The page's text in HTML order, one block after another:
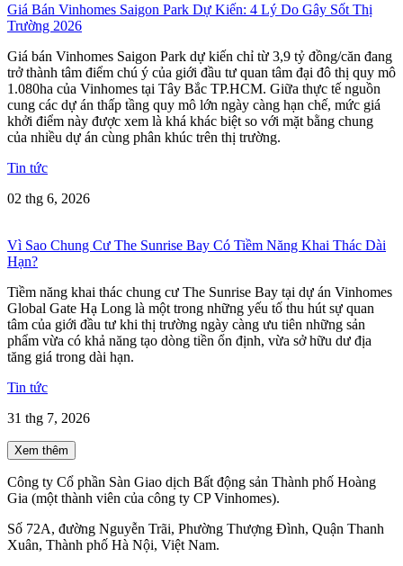
Giá Bán Vinhomes Saigon Park Dự Kiến: 4 Lý Do Gây Sốt Thị
Trường 2026
Giá bán Vinhomes Saigon Park dự kiến chỉ từ 3,9 tỷ đồng/căn đang
trở thành tâm điểm chú ý của giới đầu tư quan tâm đại đô thị quy mô
1.080ha của Vinhomes tại Tây Bắc TP.HCM. Giữa thực tế nguồn
cung các dự án thấp tầng quy mô lớn ngày càng hạn chế, mức giá
khởi điểm này được xem là khá khác biệt so với mặt bằng chung
của nhiều dự án cùng phân khúc trên thị trường.
Tin tức
02 thg 6, 2026
Vì Sao Chung Cư The Sunrise Bay Có Tiềm Năng Khai Thác Dài
Hạn?
Tiềm năng khai thác chung cư The Sunrise Bay tại dự án Vinhomes
Global Gate Hạ Long là một trong những yếu tố thu hút sự quan
tâm của giới đầu tư khi thị trường ngày càng ưu tiên những sản
phẩm vừa có khả năng tạo dòng tiền ổn định, vừa sở hữu dư địa
tăng giá trong dài hạn.
Tin tức
31 thg 7, 2026
Xem thêm
Công ty Cổ phần Sàn Giao dịch Bất động sản Thành phố Hoàng
Gia (một thành viên của công ty CP Vinhomes).
Số 72A, đường Nguyễn Trãi, Phường Thượng Đình, Quận Thanh
Xuân, Thành phố Hà Nội, Việt Nam.